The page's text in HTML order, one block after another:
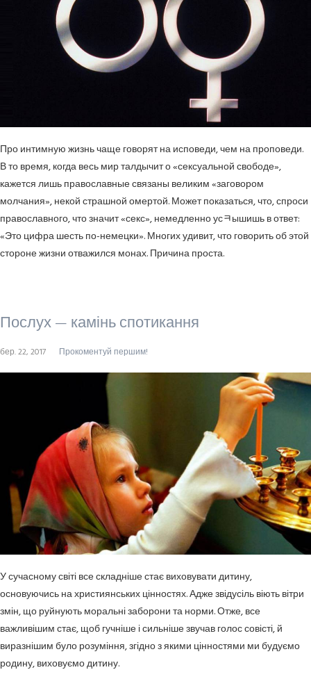
Про интимную жизнь чаще говорят на исповеди, чем на проповеди.
В то время, когда весь мир талдычит о «сексуальной свободе»,
кажется лишь православные связаны великим «заговором
молчания», некой страшной омертой. Может показаться, что, спроси
православного, что значит «секс», немедленно усﾻышишь в ответ:
«Это цифра шесть по-немецки». Многих удивит, что говорить об этой
стороне жизни отважился монах. Причина проста.
Послух — камінь спотикання
бер. 22, 2017 Прокоментуй першим!
У сучасному світі все складніше стає виховувати дитину,
основуючись на християнських цінностях. Адже звідусіль віють вітри
змін, що руйнують моральні заборони та норми. Отже, все
важливішим стає, щоб гучніше і сильніше звучав голос совісті, й
виразнішим було розуміння, згідно з якими цінностями ми будуємо
родину, виховуємо дитину.